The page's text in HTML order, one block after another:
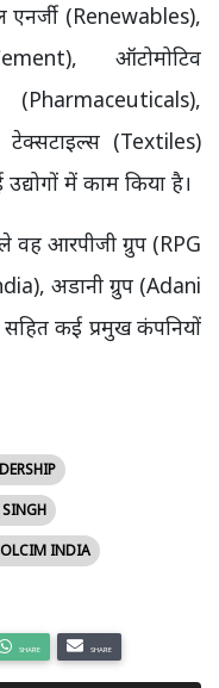
(Renewables),
ऑटोमोटिव
(Textiles)
में काम किया है।
आरपीजी ग्रुप (RPG
अडानी ग्रुप (Adani
कई प्रमुख कंपनियों
INDIA
SHARE SHARE